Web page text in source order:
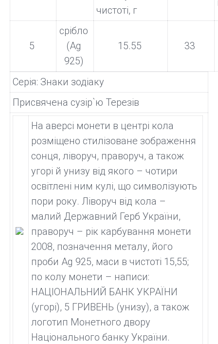
чистоті, г
5
срібло
(Ag
925)
15.55 33
Серія: Знаки зодіаку
Присвячена сузір`ю Терезів
На аверсі монети в центрі кола
розміщено стилізоване зображення
сонця, ліворуч, праворуч, а також
угорі й унизу від якого – чотири
освітлені ним кулі, що символізують
пори року. Ліворуч від кола –
малий Державний Герб України,
праворуч – рік карбування монети
2008, позначення металу, його
проби Ag 925, маси в чистоті 15,55;
по колу монети – написи:
НАЦІОНАЛЬНИЙ БАНК УКРАЇНИ
(угорі), 5 ГРИВЕНЬ (унизу), а також
логотип Монетного двору
Національного банку України.